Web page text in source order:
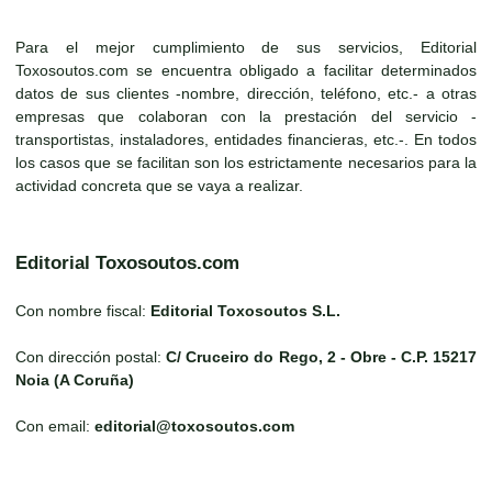
Para el mejor cumplimiento de sus servicios, Editorial
Toxosoutos.com se encuentra obligado a facilitar determinados
datos de sus clientes -nombre, dirección, teléfono, etc.- a otras
empresas que colaboran con la prestación del servicio -
transportistas, instaladores, entidades financieras, etc.-. En todos
los casos que se facilitan son los estrictamente necesarios para la
actividad concreta que se vaya a realizar.
Editorial Toxosoutos.com
Con nombre fiscal: Editorial Toxosoutos S.L.
Con dirección postal:C/ Cruceiro do Rego, 2 - Obre - C.P. 15217
Noia (A Coruña)
Con email: editorial@toxosoutos.com